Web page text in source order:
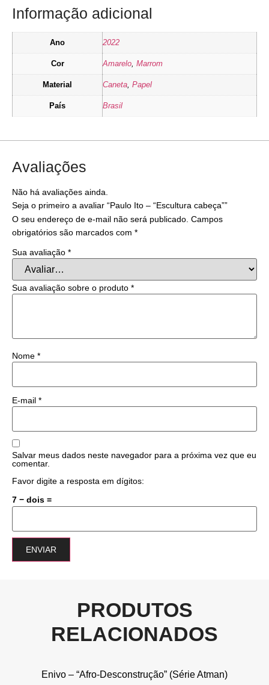
Informação adicional
Ano 2022
Cor Amarelo Marrom
Material Caneta Papel
País Brasil
Avaliações
Não há avaliações ainda.
Seja o primeiro a avaliar “Paulo Ito – “Escultura cabeça””
O seu endereço de e-mail não será publicado. Campos
obrigatórios são marcados com *
Sua avaliação *
Sua avaliação sobre o produto *
Nome *
E-mail *
Salvar meus dados neste navegador para a próxima vez que eu
comentar.
Favor digite a resposta em dígitos:
7 − dois =
PRODUTOS
RELACIONADOS
Enivo – “Afro-Desconstrução” (Série Atman)